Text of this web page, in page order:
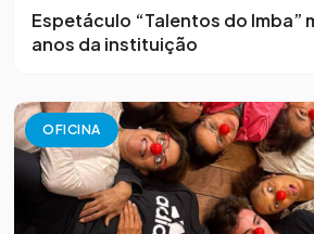
Espetáculo “Talentos do Imba”
anos da instituição
OFICINA